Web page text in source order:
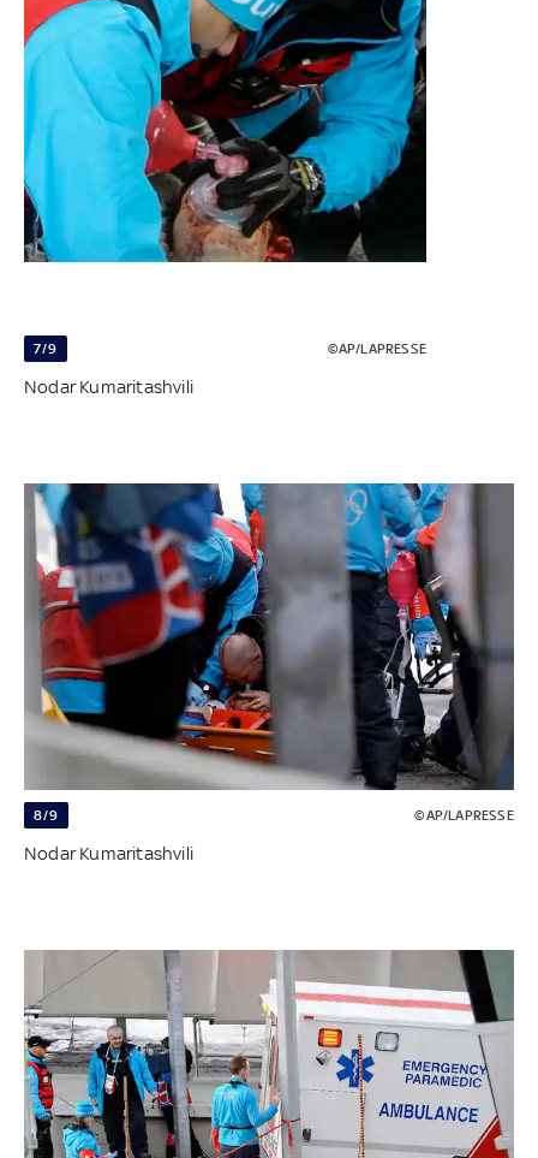
7/9 ©AP/LAPRESSE
Nodar Kumaritashvili
8/9 ©AP/LAPRESSE
Nodar Kumaritashvili